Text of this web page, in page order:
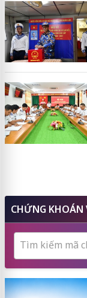
CHỨNG
Tìm kiếm mã